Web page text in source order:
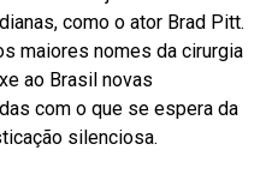
como o ator Brad Pitt.
maiores nomes da cirurgia
ao Brasil novas
com o que se espera da
silenciosa.